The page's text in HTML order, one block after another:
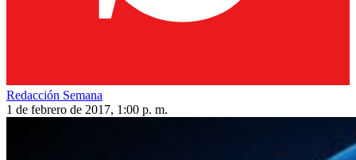
Redacción Semana
1 de febrero de 2017, 1:00 p. m.